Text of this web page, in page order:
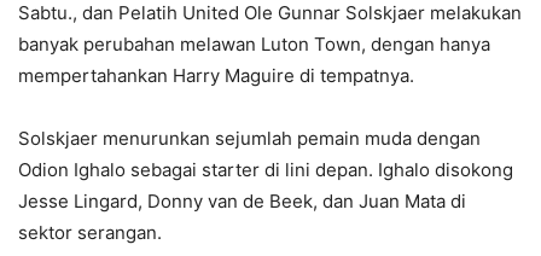
Sabtu., dan Pelatih United Ole Gunnar Solskjaer melakukan
banyak perubahan melawan Luton Town, dengan hanya
mempertahankan Harry Maguire di tempatnya.
Solskjaer menurunkan sejumlah pemain muda dengan
Odion Ighalo sebagai starter di lini depan. Ighalo disokong
Jesse Lingard, Donny van de Beek, dan Juan Mata di
sektor serangan.